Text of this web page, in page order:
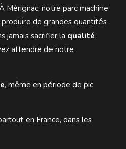
Mérignac, notre parc machine
de grandes quantités
jamais sacrifier la qualité
attendre de notre
, même en période de pic
en France, dans les